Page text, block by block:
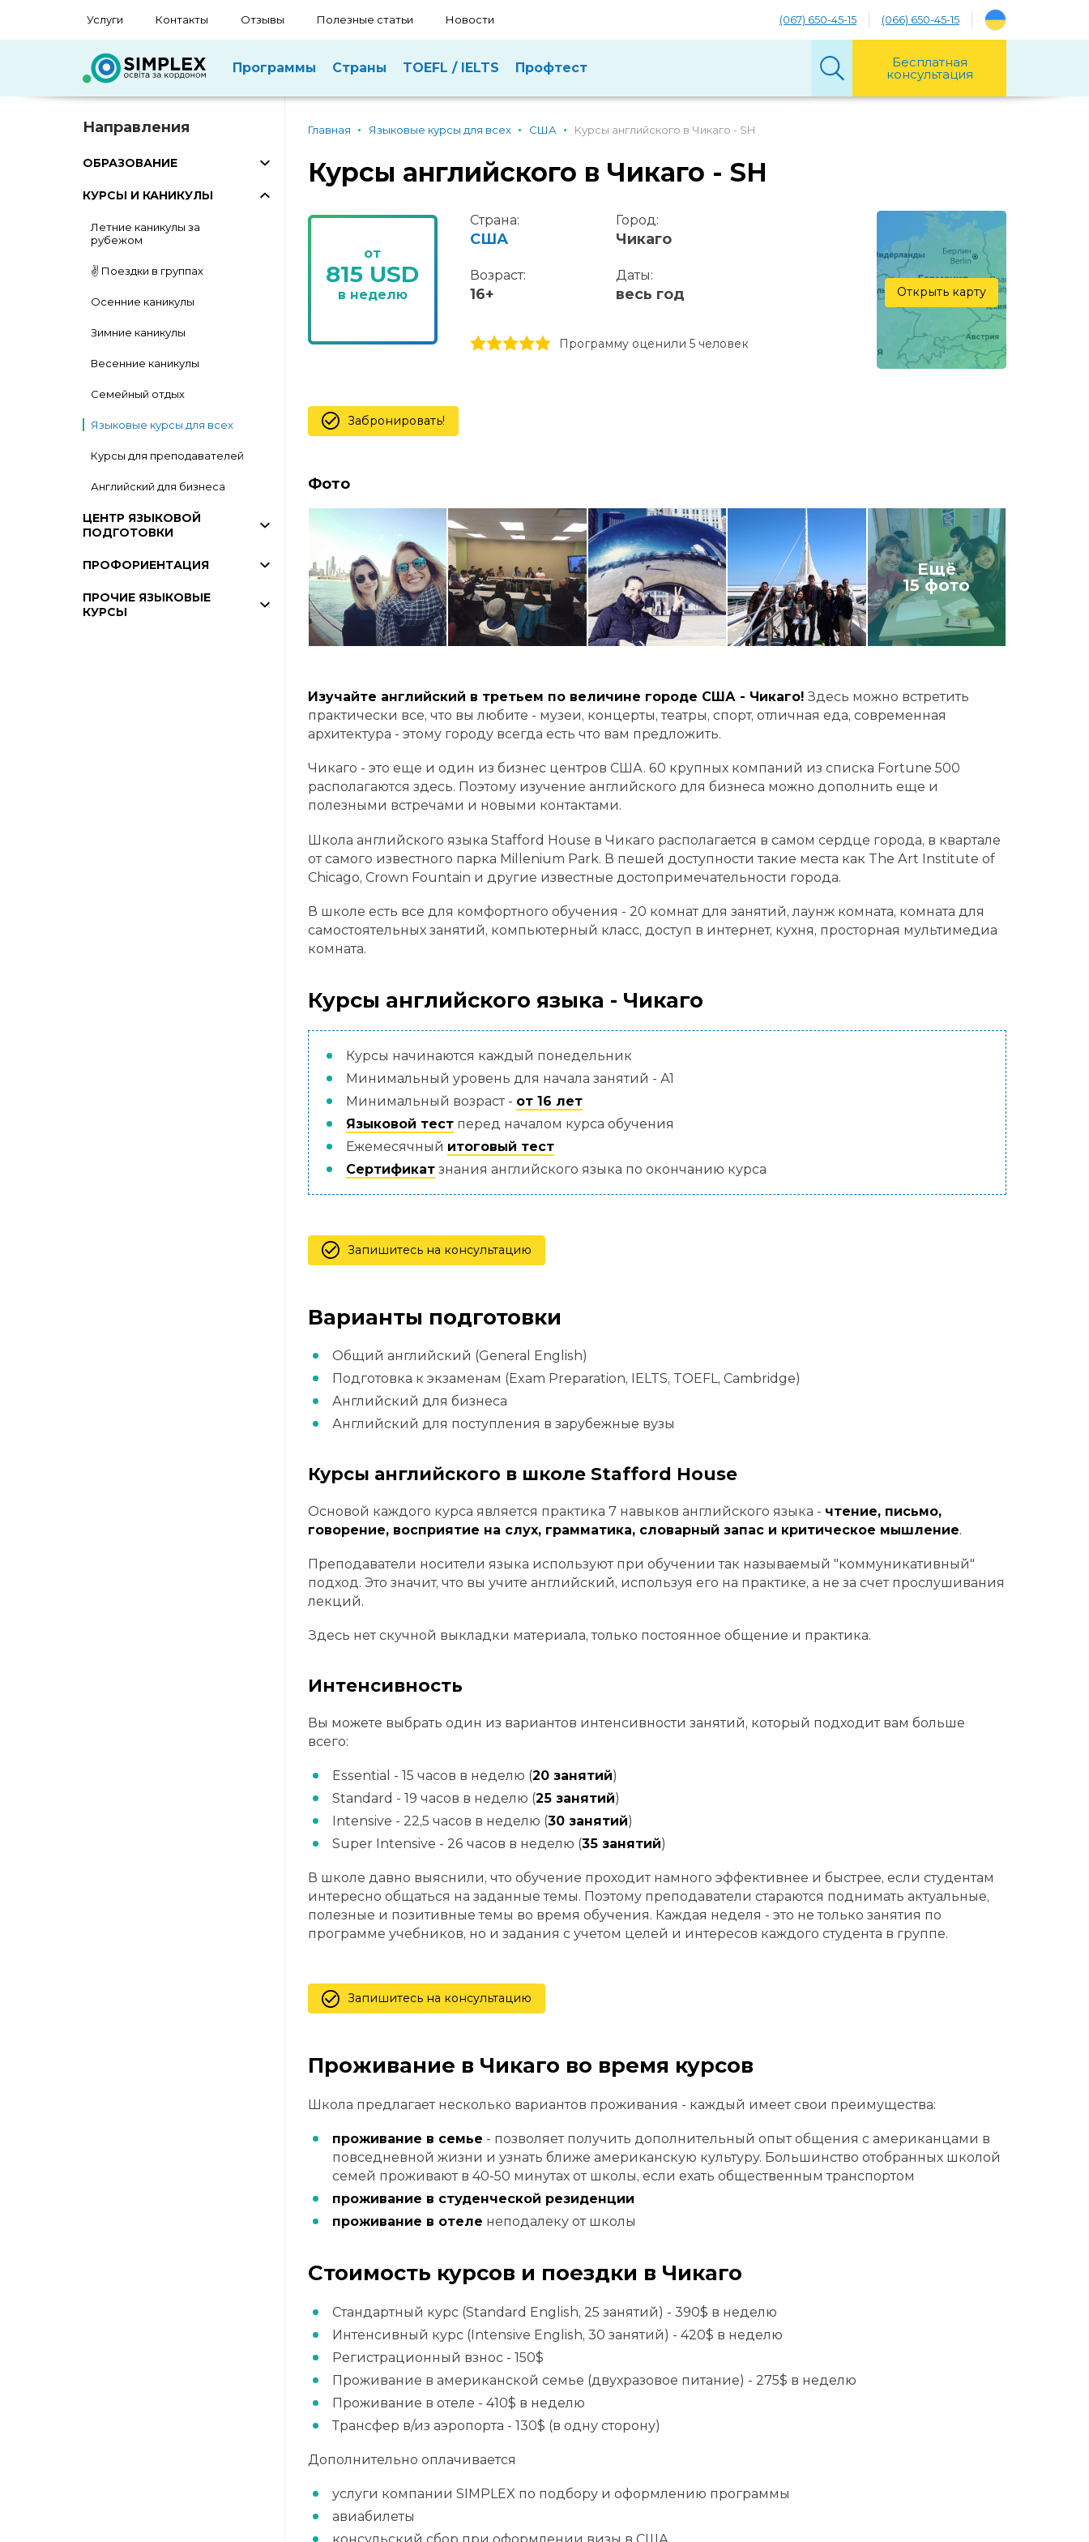
Услуги Контакты Отзывы Полезные статьи Новости (067) 650-45-15 (066) 650-45-15
Программы Страны TOEFL / IELTS Профтест Бесплатная
консультация
Направления
ОБРАЗОВАНИЕ
КУРСЫ И КАНИКУЛЫ
Летние каникулы за
рубежом
✌️ Поездки в группах
Осенние каникулы
Зимние каникулы
Весенние каникулы
Семейный отдых
Языковые курсы для всех
Курсы для преподавателей
Английский для бизнеса
ЦЕНТР ЯЗЫКОВОЙ
ПОДГОТОВКИ
ПРОФОРИЕНТАЦИЯ
ПРОЧИЕ ЯЗЫКОВЫЕ
КУРСЫ
Главная Языковые курсы для всех США Курсы английского в Чикаго - SH
Курсы английского в Чикаго - SH
от
815 USD
в неделю
Страна:
США
Город:
Чикаго
Возраст:
16+
Даты:
весь год
5 stars
4 stars
3 stars
2 stars
1 stars Программу оценили 5 человек
Открыть карту
Забронировать!
Фото
Ещё
15 фото
Изучайте английский в третьем по величине городе США - Чикаго!Здесь можно встретить
практически все, что вы любите - музеи, концерты, театры, спорт, отличная еда, современная
архитектура - этому городу всегда есть что вам предложить.
Чикаго - это еще и один из бизнес центров США. 60 крупных компаний из списка Fortune 500
располагаются здесь. Поэтому изучение английского для бизнеса можно дополнить еще и
полезными встречами и новыми контактами.
Школа английского языка Stafford House в Чикаго располагается в самом сердце города, в квартале
от самого известного парка Millenium Park. В пешей доступности такие места как The Art Institute of
Chicago, Crown Fountain и другие известные достопримечательности города.
В школе есть все для комфортного обучения - 20 комнат для занятий, лаунж комната, комната для
самостоятельных занятий, компьютерный класс, доступ в интернет, кухня, просторная мультимедиа
комната.
Курсы английского языка - Чикаго
Курсы начинаются каждый понедельник
Минимальный уровень для начала занятий - А1
Минимальный возраст - от 16 лет
Языковой тестперед началом курса обучения
Ежемесячный итоговый тест
Сертификатзнания английского языка по окончанию курса
Запишитесь на консультацию
Варианты подготовки
Общий английский (General English)
Подготовка к экзаменам (Exam Preparation, IELTS, TOEFL, Cambridge)
Английский для бизнеса
Английский для поступления в зарубежные вузы
Курсы английского в школе Stafford House
Основой каждого курса является практика 7 навыков английского языка - чтение, письмо,
говорение, восприятие на слух, грамматика, словарный запас и критическое мышление.
Преподаватели носители языка используют при обучении так называемый "коммуникативный"
подход. Это значит, что вы учите английский, используя его на практике, а не за счет прослушивания
лекций.
Здесь нет скучной выкладки материала, только постоянное общение и практика.
Интенсивность
Вы можете выбрать один из вариантов интенсивности занятий, который подходит вам больше
всего:
Essential - 15 часов в неделю (20 занятий)
Standard - 19 часов в неделю (25 занятий)
Intensive - 22,5 часов в неделю (30 занятий)
Super Intensive - 26 часов в неделю (35 занятий)
В школе давно выяснили, что обучение проходит намного эффективнее и быстрее, если студентам
интересно общаться на заданные темы. Поэтому преподаватели стараются поднимать актуальные,
полезные и позитивные темы во время обучения. Каждая неделя - это не только занятия по
программе учебников, но и задания с учетом целей и интересов каждого студента в группе.
Запишитесь на консультацию
Проживание в Чикаго во время курсов
Школа предлагает несколько вариантов проживания - каждый имеет свои преимущества:
проживание в семье - позволяет получить дополнительный опыт общения с американцами в
повседневной жизни и узнать ближе американскую культуру. Большинство отобранных школой
семей проживают в 40-50 минутах от школы, если ехать общественным транспортом
проживание в студенческой резиденции
проживание в отеле неподалеку от школы
Стоимость курсов и поездки в Чикаго
Стандартный курс (Standard English, 25 занятий) - 390$ в неделю
Интенсивный курс (Intensive English, 30 занятий) - 420$ в неделю
Регистрационный взнос - 150$
Проживание в американской семье (двухразовое питание) - 275$ в неделю
Проживание в отеле - 410$ в неделю
Трансфер в/из аэропорта - 130$ (в одну сторону)
Дополнительно оплачивается
услуги компании SIMPLEX по подбору и оформлению программы
авиабилеты